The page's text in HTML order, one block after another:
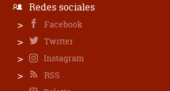
Redes sociales
Facebook
Twitter
Instagram
RSS